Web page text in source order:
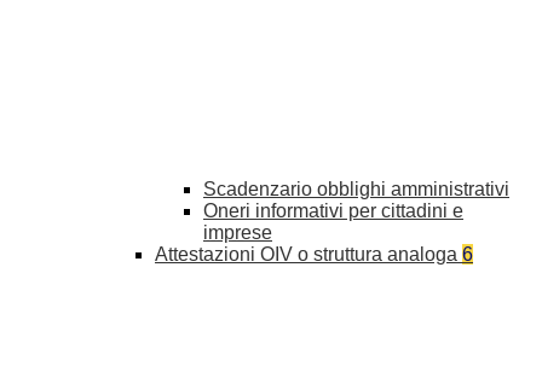
Scadenzario obblighi amministrativi
Oneri informativi per cittadini e
imprese
Attestazioni OIV o struttura analoga 6